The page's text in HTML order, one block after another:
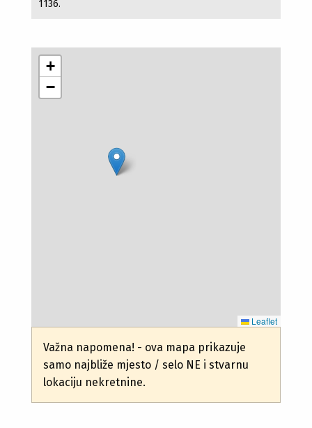
1136.
+
−
Leaflet
Važna napomena! - ova mapa prikazuje
samo najbliže mjesto / selo NE i stvarnu
lokaciju nekretnine.